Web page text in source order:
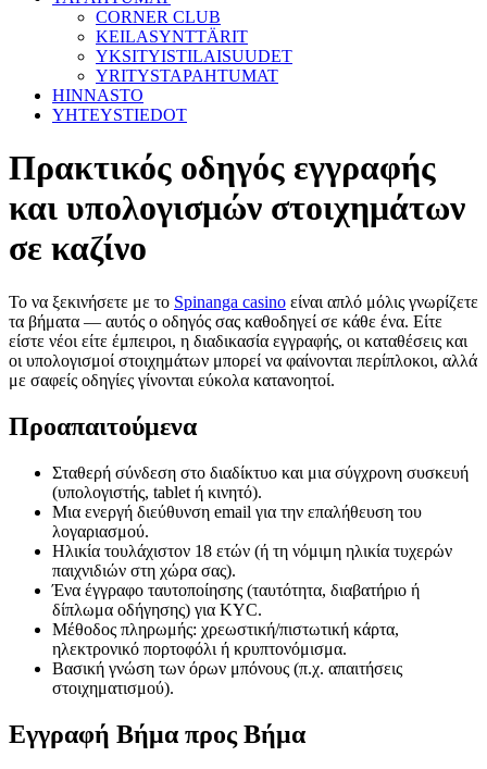
CORNER CLUB
KEILASYNTTÄRIT
YKSITYISTILAISUUDET
YRITYSTAPAHTUMAT
HINNASTO
YHTEYSTIEDOT
Πρακτικός οδηγός εγγραφής
και υπολογισμών στοιχημάτων
σε καζίνο
Το να ξεκινήσετε με το Spinanga casino είναι απλό μόλις γνωρίζετε
τα βήματα — αυτός ο οδηγός σας καθοδηγεί σε κάθε ένα. Είτε
είστε νέοι είτε έμπειροι, η διαδικασία εγγραφής, οι καταθέσεις και
οι υπολογισμοί στοιχημάτων μπορεί να φαίνονται περίπλοκοι, αλλά
με σαφείς οδηγίες γίνονται εύκολα κατανοητοί.
Προαπαιτούμενα
Σταθερή σύνδεση στο διαδίκτυο και μια σύγχρονη συσκευή
(υπολογιστής, tablet ή κινητό).
Μια ενεργή διεύθυνση email για την επαλήθευση του
λογαριασμού.
Ηλικία τουλάχιστον 18 ετών (ή τη νόμιμη ηλικία τυχερών
παιχνιδιών στη χώρα σας).
Ένα έγγραφο ταυτοποίησης (ταυτότητα, διαβατήριο ή
δίπλωμα οδήγησης) για KYC.
Μέθοδος πληρωμής: χρεωστική/πιστωτική κάρτα,
ηλεκτρονικό πορτοφόλι ή κρυπτονόμισμα.
Βασική γνώση των όρων μπόνους (π.χ. απαιτήσεις
στοιχηματισμού).
Εγγραφή Βήμα προς Βήμα